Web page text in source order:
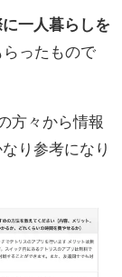
一人暮らしを
ったもので
方々から情報
り参考になり